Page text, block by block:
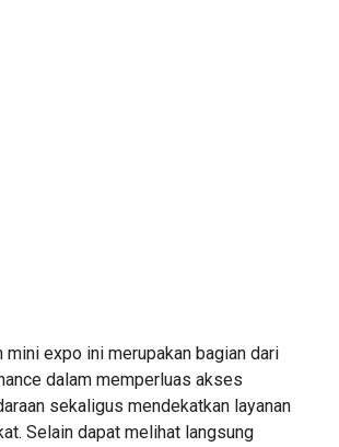
mini expo ini merupakan bagian dari
dalam memperluas akses
sekaligus mendekatkan layanan
Selain dapat melihat langsung